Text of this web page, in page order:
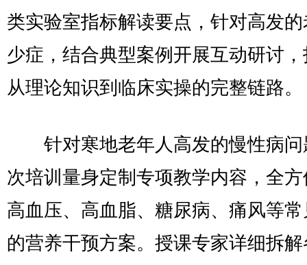
类实验室指标解读要点，针对高发
少症，结合典型案例开展互动研讨
从理论知识到临床实操的完整链路。
针对寒地老年人高发的慢性病问
次培训量身定制专项教学内容，全
高血压、高血脂、糖尿病、痛风等
的营养干预方案。授课专家详细拆